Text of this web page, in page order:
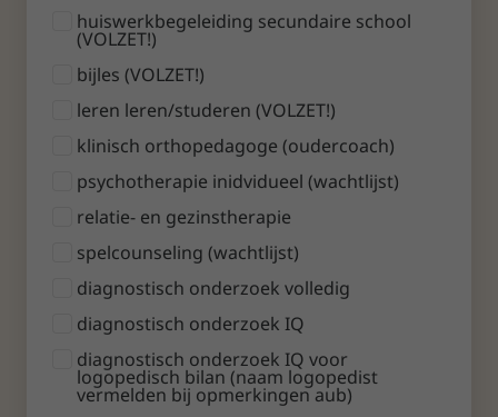
huiswerkbegeleiding secundaire school
(VOLZET!)
bijles (VOLZET!)
leren leren/studeren (VOLZET!)
klinisch orthopedagoge (oudercoach)
psychotherapie inidvidueel (wachtlijst)
relatie- en gezinstherapie
spelcounseling (wachtlijst)
diagnostisch onderzoek volledig
diagnostisch onderzoek IQ
diagnostisch onderzoek IQ voor
logopedisch bilan (naam logopedist
vermelden bij opmerkingen aub)